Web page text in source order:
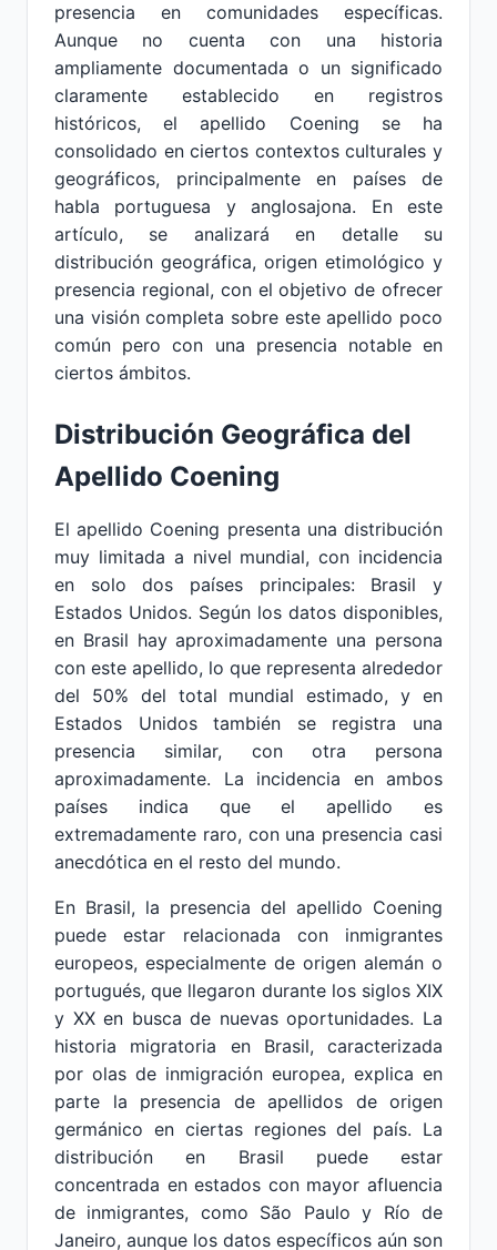
presencia en comunidades específicas.
Aunque no cuenta con una historia
ampliamente documentada o un significado
claramente establecido en registros
históricos, el apellido Coening se ha
consolidado en ciertos contextos culturales y
geográficos, principalmente en países de
habla portuguesa y anglosajona. En este
artículo, se analizará en detalle su
distribución geográfica, origen etimológico y
presencia regional, con el objetivo de ofrecer
una visión completa sobre este apellido poco
común pero con una presencia notable en
ciertos ámbitos.
Distribución Geográfica del
Apellido Coening
El apellido Coening presenta una distribución
muy limitada a nivel mundial, con incidencia
en solo dos países principales: Brasil y
Estados Unidos. Según los datos disponibles,
en Brasil hay aproximadamente una persona
con este apellido, lo que representa alrededor
del 50% del total mundial estimado, y en
Estados Unidos también se registra una
presencia similar, con otra persona
aproximadamente. La incidencia en ambos
países indica que el apellido es
extremadamente raro, con una presencia casi
anecdótica en el resto del mundo.
En Brasil, la presencia del apellido Coening
puede estar relacionada con inmigrantes
europeos, especialmente de origen alemán o
portugués, que llegaron durante los siglos XIX
y XX en busca de nuevas oportunidades. La
historia migratoria en Brasil, caracterizada
por olas de inmigración europea, explica en
parte la presencia de apellidos de origen
germánico en ciertas regiones del país. La
distribución en Brasil puede estar
concentrada en estados con mayor afluencia
de inmigrantes, como São Paulo y Río de
Janeiro, aunque los datos específicos aún son